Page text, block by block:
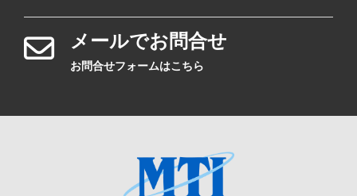
メールでお問合せ
お問合せフォームはこちら